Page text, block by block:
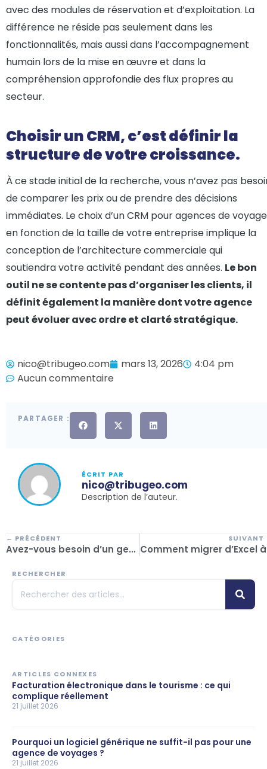
avec des modules de réservation et d’exploitation. La
différence ne réside pas seulement dans les
fonctionnalités, mais aussi dans l’accompagnement
humain lors de la mise en œuvre et dans la
compréhension approfondie des flux propres au
secteur.
Choisir un CRM, c’est définir la
structure de votre croissance.
À ce stade initial de la recherche, vous n’avez pas
de comparer les prix ou de prendre des décisions
immédiates. Le choix d’un CRM pour agences de
en fonction de la taille de votre entreprise implique la
conception de l’architecture commerciale qui
soutiendra votre activité pendant des années. Le bon
outil ne se contente pas d’organiser les clients, il
définit également la manière dont votre agence
peut évoluer avec ordre et clarté stratégique.
nico@tribugeo.com mars 13, 2026
4:04 pm
Aucun commentaire
PARTAGER :
ÉCRIT PAR
nico@tribugeo.com
Description de l’auteur.
← PRÉCÉDENT
Avez-vous besoin d’un gestionnaire de réservations ou Excel suffit-il ?
RECHERCHER
CATÉGORIES
ARTICLES CONNEXES
Facturation électronique dans le tourisme : ce qui
complique réellement
21 juillet 2026
Pourquoi un logiciel générique ne suffit-il pas pour une
agence de voyages ?
21 juillet 2026